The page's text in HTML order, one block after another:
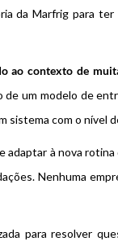
da Marfrig para ter
ao contexto de
um modelo de
sistema com o nível
adaptar à nova
Nenhuma
para resolver